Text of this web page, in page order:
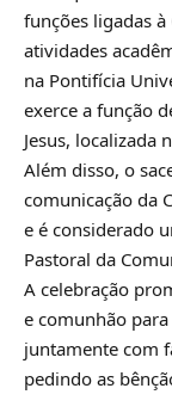
funções ligadas
atividades
na Pontifícia
exerce a função
Jesus, localizada
Além disso, o
comunicação da
e é considerado
Pastoral da
A celebração
e comunhão
juntamente com
pedindo as